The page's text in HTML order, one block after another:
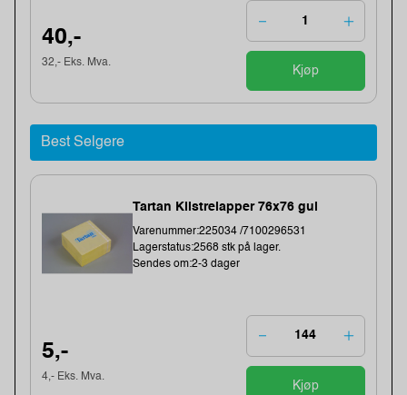
40,-
32,- Eks. Mva.
Kjøp
Best Selgere
Tartan Klistrelapper 76x76 gul
Varenummer:225034 /7100296531
Lagerstatus:2568 stk på lager.
Sendes om:2-3 dager
5,-
4,- Eks. Mva.
Kjøp